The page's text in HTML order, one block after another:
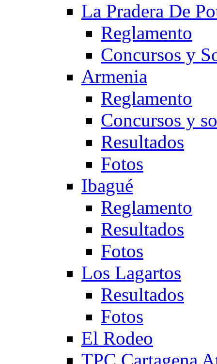
La Pradera De
Reglamento
Concursos y
Armenia
Reglamento
Concursos y
Resultados
Fotos
Ibagué
Reglamento
Resultados
Fotos
Los Lagartos
Resultados
Fotos
El Rodeo